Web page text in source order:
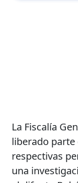
La Fiscalía
liberado parte
respectivas
una